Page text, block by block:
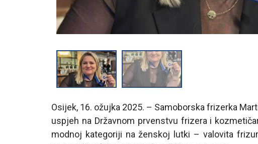
Osijek, 16. ožujka 2025. – Samoborska frizerka
uspjeh na Državnom prvenstvu frizera i
modnoj kategoriji na ženskoj lutki – valovita